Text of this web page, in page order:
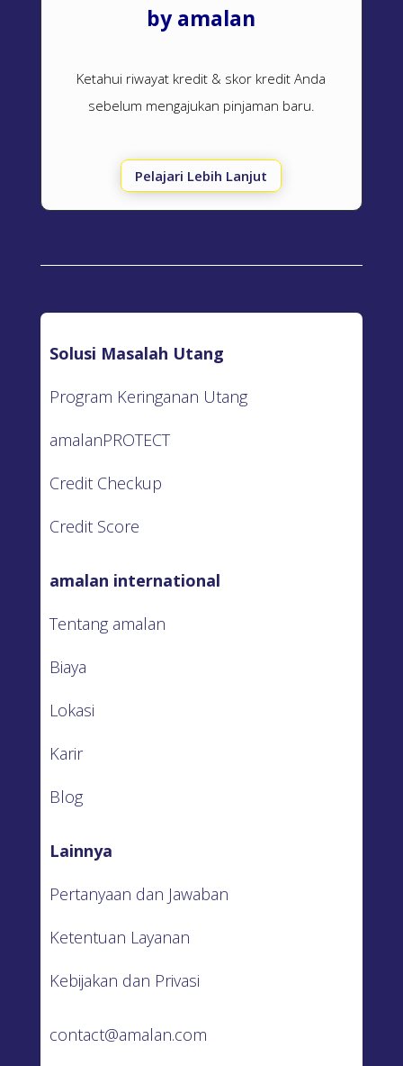
by amalan
Ketahui riwayat kredit & skor kredit Anda
sebelum mengajukan pinjaman baru.
Pelajari Lebih Lanjut
Solusi Masalah Utang
Program Keringanan Utang
amalanPROTECT
Credit Checkup
Credit Score
amalan international
Tentang amalan
Biaya
Lokasi
Karir
Blog
Lainnya
Pertanyaan dan Jawaban
Ketentuan Layanan
Kebijakan dan Privasi
contact@amalan.com